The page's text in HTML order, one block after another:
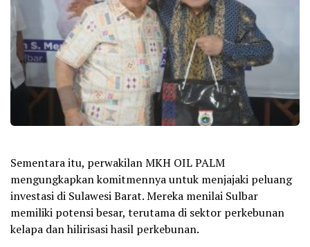
Sementara itu, perwakilan MKH OIL PALM
mengungkapkan komitmennya untuk menjajaki peluang
investasi di Sulawesi Barat. Mereka menilai Sulbar
memiliki potensi besar, terutama di sektor perkebunan
kelapa dan hilirisasi hasil perkebunan.